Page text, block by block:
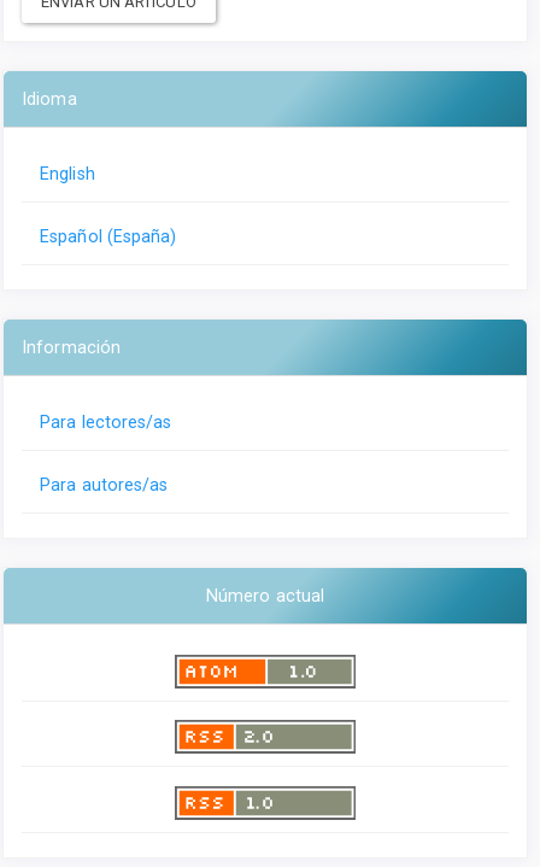
Idioma
English
Español (España)
Información
Para lectores/as
Para autores/as
Número actual